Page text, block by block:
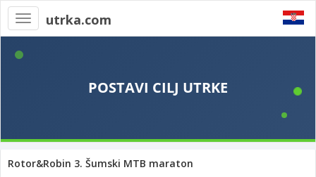
Toggle
navigation
utrka.com
Rotor&Robin 3. Šumski MTB maraton